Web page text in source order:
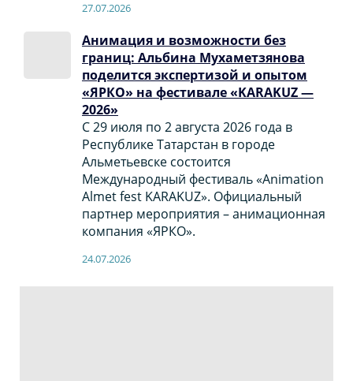
27.07.2026
Анимация и возможности без
границ: Альбина Мухаметзянова
поделится экспертизой и опытом
«ЯРКО» на фестивале «KARAKUZ —
2026»
С 29 июля по 2 августа 2026 года в
Республике Татарстан в городе
Альметьевске состоится
Международный фестиваль «Animation
Almet fest KARAKUZ». Официальный
партнер мероприятия – анимационная
компания «ЯРКО».
24.07.2026